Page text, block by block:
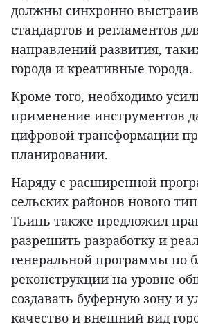
должны синхронно
стандартов и регламентов
направлений развития,
города и креативные города.
Кроме того, необходимо
применение инструментов
цифровой трансформации
планировании.
Наряду с расширенной
сельских районов нового
Тьинь также предложил
разрешить разработку и
генеральной программы по
реконструкции на уровне
создавать буферную зону и
качество и внешний вид